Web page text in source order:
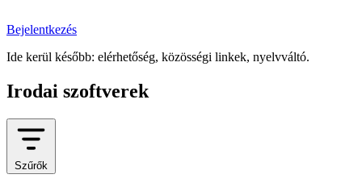
Bejelentkezés
Ide kerül később: elérhetőség, közösségi linkek, nyelvváltó.
Irodai szoftverek
Szűrők